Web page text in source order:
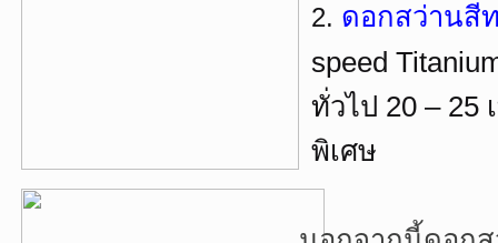
ดอกสว่านสี
speed
ทั่วไป 20 – 25
พิเศษ